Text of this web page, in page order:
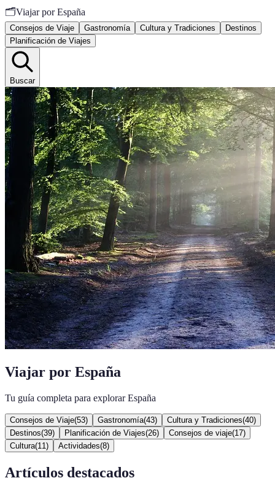
🗂️Viajar por España
Consejos de Viaje Gastronomía Cultura y Tradiciones
Destinos
Planificación de Viajes
Buscar
Viajar por España
Tu guía completa para explorar España
Consejos de Viaje(53) Gastronomía(43) Cultura y Tradiciones(40)
Destinos(39) Planificación de Viajes(26) Consejos de viaje(17)
Cultura(11 ) Actividades(8)
Artículos destacados